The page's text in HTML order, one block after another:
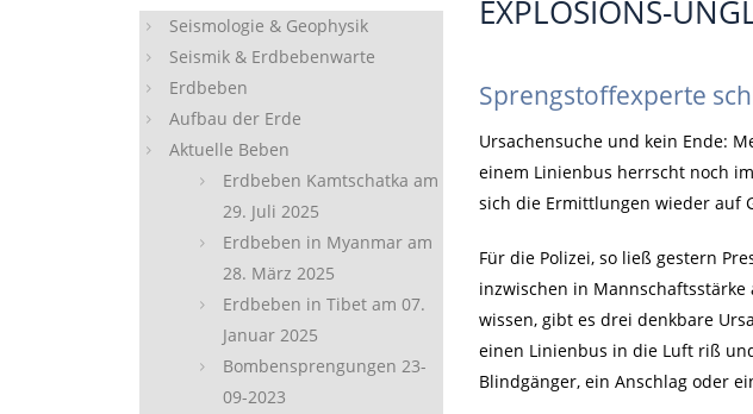
Seismologie & Geophysik
Seismik & Erdbebenwarte
Erdbeben
Aufbau der Erde
Aktuelle Beben
Erdbeben Kamtschatka am
29. Juli 2025
Erdbeben in Myanmar am
28. März 2025
Erdbeben in Tibet am 07.
Januar 2025
Bombensprengungen 23-
09-2023
EXPLOSIONS-
Sprengstoffexperte
Ursachensuche und kein Ende:
einem Linienbus herrscht noch
sich die Ermittlungen wieder auf
Für die Polizei, so ließ gestern
inzwischen in
wissen, gibt es drei denkbare
einen Linienbus in die Luft riß
Blindgänger, ein Anschlag oder